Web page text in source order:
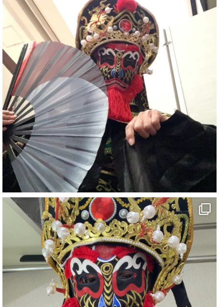
#旅行動画
#一人旅
#観光スポット
#Travel
#ehime
#旅行好きと繋がりたい
7 X
さらに読み込む